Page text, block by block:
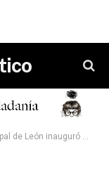
Foro Municipal de Prevención Comunitaria.